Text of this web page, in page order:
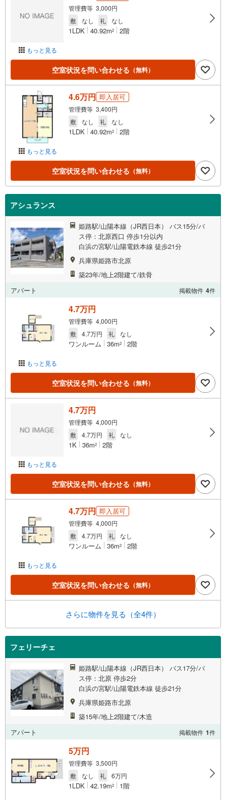
もっと見る
管理費等 3,000円
敷
なし 礼 なし
1LDK 40.92m2 2階
空室状況を問い合わせる （無料）
もっと見る
4.6万円 即入居可
管理費等 3,400円
敷
なし 礼 なし
1LDK 40.92m2 2階
空室状況を問い合わせる （無料）
アシュランス
姫路駅/山陽本線（JR西日本） バス15分/バ
ス停：北原西口 停歩1分以内
白浜の宮駅/山陽電鉄本線 徒歩21分
兵庫県姫路市北原
築23年/地上2階建て/鉄骨
アパート
掲載物件 4件
もっと見る
4.7万円
管理費等 4,000円
敷
4.7万円 礼 なし
ワンルーム 36m2 2階
空室状況を問い合わせる （無料）
もっと見る
4.7万円
管理費等 4,000円
敷
4.7万円 礼 なし
1K 36m2 2階
空室状況を問い合わせる （無料）
もっと見る
4.7万円 即入居可
管理費等 4,000円
敷
4.7万円 礼 なし
ワンルーム 36m2 2階
空室状況を問い合わせる （無料）
さらに物件を見る（全4件）
フェリーチェ
姫路駅/山陽本線（JR西日本） バス17分/バ
ス停：北原 停歩2分
白浜の宮駅/山陽電鉄本線 徒歩21分
兵庫県姫路市北原
築15年/地上2階建て/木造
アパート
掲載物件 1件
5万円
管理費等 3,500円
敷
なし 礼 6万円
1LDK 42.19m2 1階